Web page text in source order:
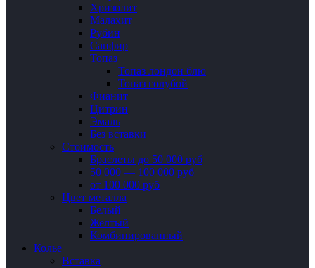
Хризолит
Малахит
Рубин
Сапфир
Топаз
Топаз лондон блю
Топаз голубой
Фианит
Цитрин
Эмаль
Без вставки
Стоимость
Браслеты до 50 000 руб
50 000 — 100 000 руб
от 100 000 руб
Цвет металла
Белый
Желтый
Комбинированный
Колье
Вставка